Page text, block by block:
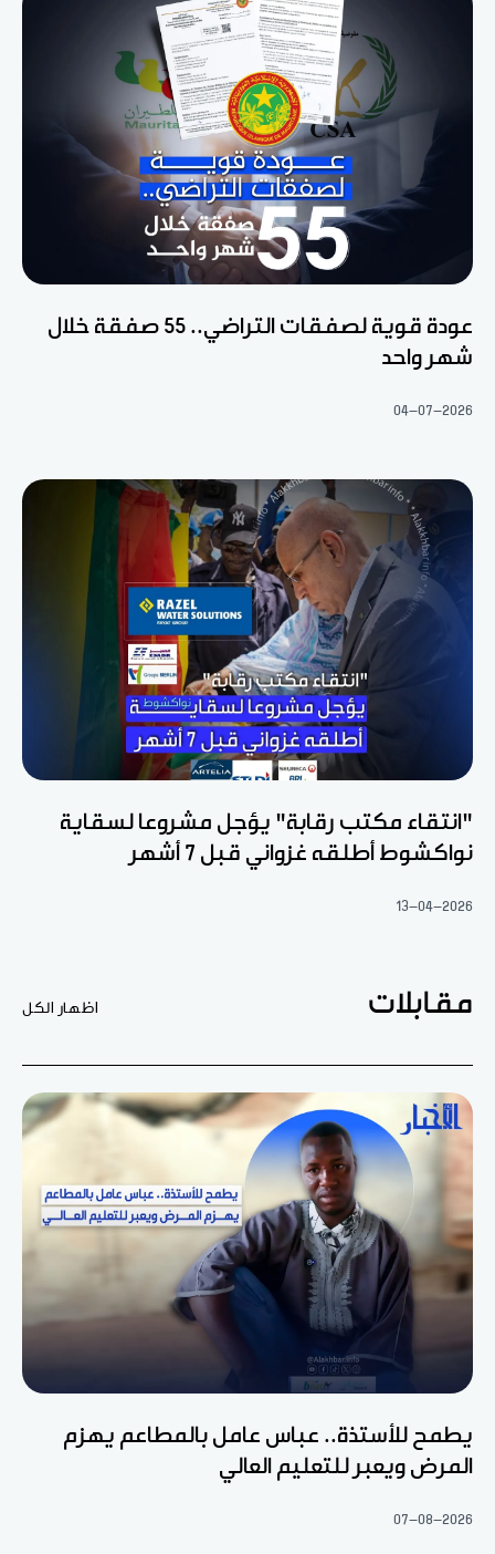
عودة قوية لصفقات التراضي.. 55 صفقة خلال
شهر واحد
04-07-2026
"انتقاء مكتب رقابة" يؤجل مشروعا لسقاية
نواكشوط أطلقه غزواني قبل 7 أشهر
13-04-2026
مقابلات اظهار الكل
يطمح للأستذة.. عباس عامل بالمطاعم يهزم
المرض ويعبر للتعليم العالي
07-08-2026